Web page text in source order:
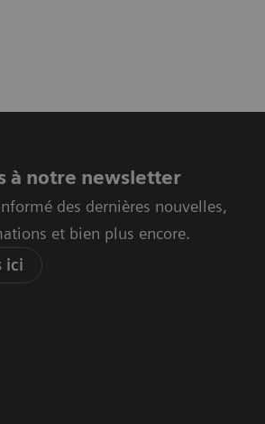
à notre newsletter
des dernières nouvelles,
et bien plus encore.
ici